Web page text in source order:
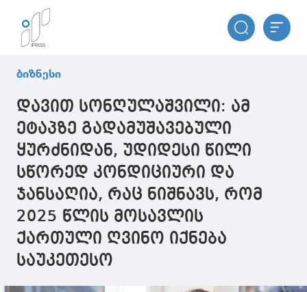
ბიზნესი
დავით სონღულაშვილი: ამ
ეტაპზე გადამუშავებული
ყურძნიდან, უდიდესი წილი
სწორედ კონდიციური და
ჯანსაღია, რაც ნიშნავს, რომ
2025 წლის მოსავლის
ქართული ღვინო იქნება
საუკეთესო